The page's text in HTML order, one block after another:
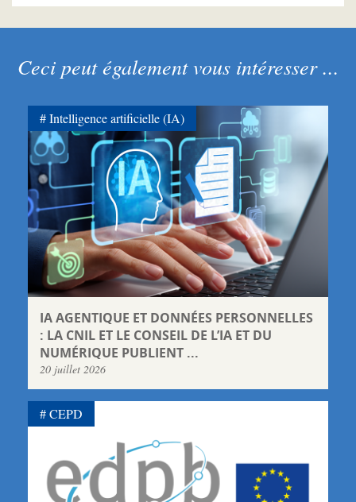
Ceci peut également vous intéresser ...
IA AGENTIQUE ET DONNÉES PERSONNELLES
: LA CNIL ET LE CONSEIL DE L’IA ET DU
NUMÉRIQUE PUBLIENT ...
20 juillet 2026
Intelligence artificielle (IA)
CEPD